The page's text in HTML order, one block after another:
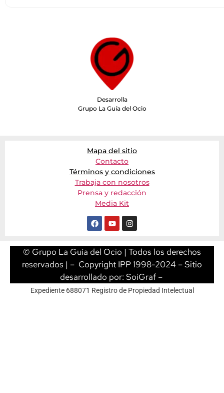
Desarrolla
Grupo La Guía del Ocio
Mapa del sitio
Contacto
Términos y condiciones
Trabaja con nosotros
Prensa y redacción
Media Kit
© Grupo La Guía del Ocio | Todos los derechos
reservados | – Copyright IPP 1998-2024 – Sitio
desarrollado por: SoiGraf–
Expediente 688071 Registro de Propiedad Intelectual